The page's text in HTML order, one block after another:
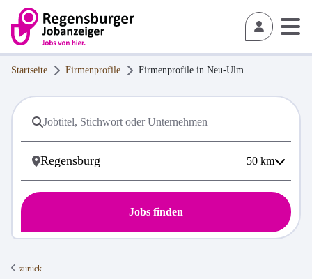
Startseite Firmenprofile Firmenprofile in Neu-Ulm
50 km
Jobs finden
zurück